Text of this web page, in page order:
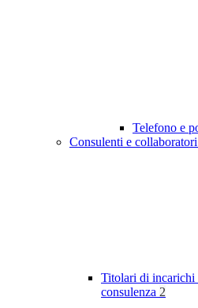
Telefono e
Consulenti e collaboratori
Titolari di incarichi
consulenza 2